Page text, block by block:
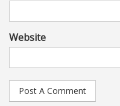
Website